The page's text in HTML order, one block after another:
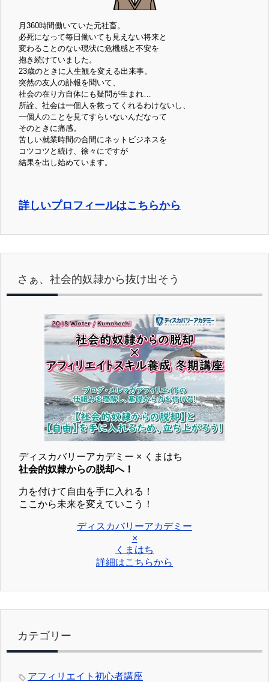
月360時間働いていた元社畜。
必死になって毎日働いても見えない将来と
変わることのない現状に危機感と不安を
抱き続けていました。
23歳のときに人生観を変える出来事。
突然の友人の訃報を聞いて、
社会の在り方自体にも疑問が生まれ…
所詮、社会は一個人を救ってくれるわけないし、
一個人のことを見てすらいないんだなって
そのときに痛感。
苦しい就業時間の合間にネットビジネスを
コツコツと続け、徐々にですが
結果を出し始めています。
詳しいプロフィールはこちらから
さぁ、社会的奴隷から抜け出そう
ディスカバリーアカデミー × くまはち
社会的奴隷からの脱却へ！
力を付けて自由を手に入れる！
ここから未来を変えていこう！
ディスカバリーアカデミー
×
くまはち
詳細はこちらから
カテゴリー
アフィリエイト初心者講座